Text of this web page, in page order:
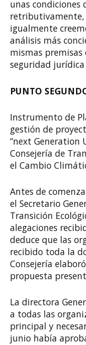
unas condiciones
retributivamente,
igualmente
análisis más
mismas premisas
seguridad jurídica
PUNTO
Instrumento de
gestión de
“next Generation
Consejería de
el Cambio
Antes de
el Secretario
Transición
alegaciones
deduce que las
recibido toda la
Consejería
propuesta
La directora
a todas las
principal y
junio había